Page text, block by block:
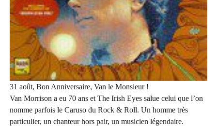
31 août, Bon Anniversaire, Van le Monsieur !
Van Morrison a eu 70 ans et The Irish Eyes salue celui que l’on
nomme parfois le Caruso du Rock & Roll. Un homme très
particulier, un chanteur hors pair, un musicien légendaire.